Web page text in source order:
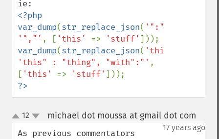
<?php
var_dump(str_replace_json( '":"'
'","' , [ 'this' => 'stuff'
var_dump(str_replace_json( 'this":"'
'this" : "thing", "with":"' ,
[ 'this' => 'stuff'
?>
up
down
12 michael dot moussa at gmail dot com
17 years ago
As previous commentators